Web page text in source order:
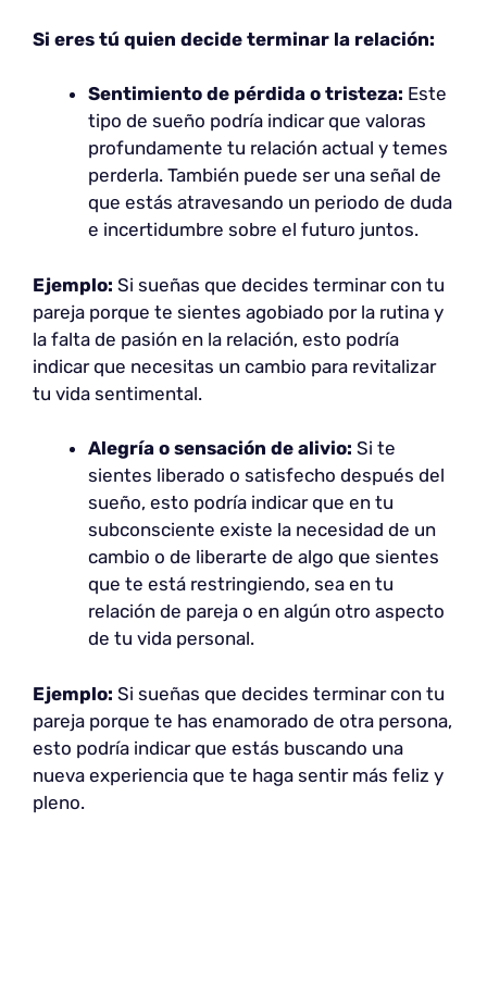
Si eres tú quien decide terminar la relación:
Sentimiento de pérdida o tristeza: Este
tipo de sueño podría indicar que valoras
profundamente tu relación actual y temes
perderla. También puede ser una señal de
que estás atravesando un periodo de duda
e incertidumbre sobre el futuro juntos.
Ejemplo: Si sueñas que decides terminar con tu
pareja porque te sientes agobiado por la rutina y
la falta de pasión en la relación, esto podría
indicar que necesitas un cambio para revitalizar
tu vida sentimental.
Alegría o sensación de alivio: Si te
sientes liberado o satisfecho después del
sueño, esto podría indicar que en tu
subconsciente existe la necesidad de un
cambio o de liberarte de algo que sientes
que te está restringiendo, sea en tu
relación de pareja o en algún otro aspecto
de tu vida personal.
Ejemplo: Si sueñas que decides terminar con tu
pareja porque te has enamorado de otra persona,
esto podría indicar que estás buscando una
nueva experiencia que te haga sentir más feliz y
pleno.